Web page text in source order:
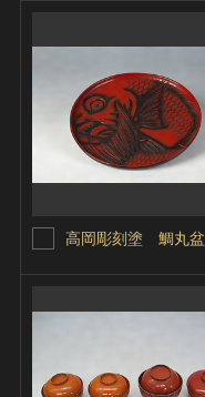
高岡彫刻塗 鯛丸盆